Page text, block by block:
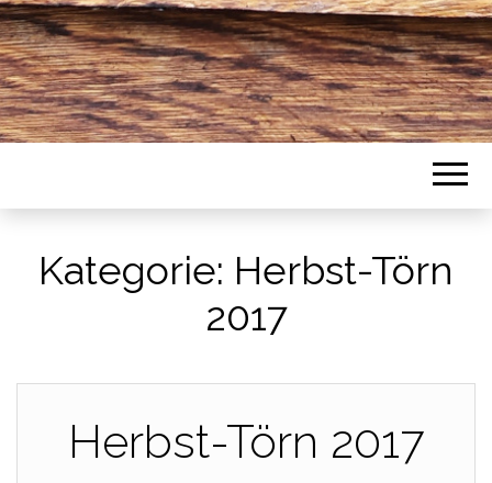
Kategorie: Herbst-Törn
2017
Herbst-Törn 2017